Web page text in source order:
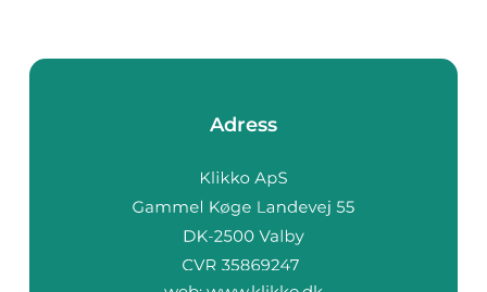
Adress